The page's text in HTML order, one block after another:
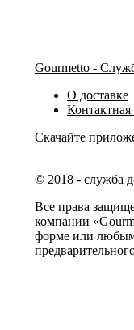
Gourmetto -
О доставке
Скачайте
© 2018 - служба
Все права
компании
форме или